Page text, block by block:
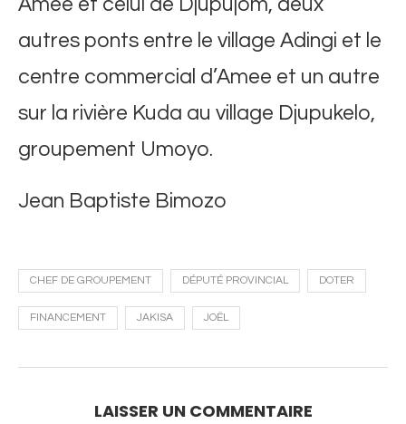
Amee et celui de Djupujom, deux
autres ponts entre le village Adingi et le
centre commercial d’Amee et un autre
sur la rivière Kuda au village Djupukelo,
groupement Umoyo.
Jean Baptiste Bimozo
CHEF DE GROUPEMENT DÉPUTÉ PROVINCIAL DOTER
FINANCEMENT JAKISA JOËL
LAISSER UN COMMENTAIRE